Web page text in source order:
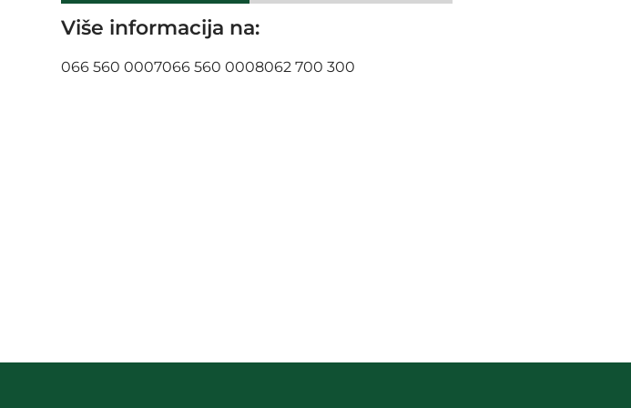
Više informacija na:
066 560 0007066 560 0008062 700 300